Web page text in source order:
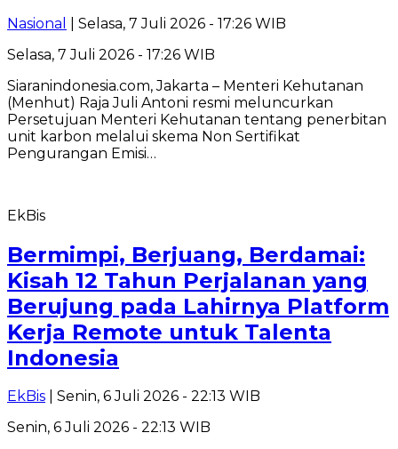
Nasional
| Selasa, 7 Juli 2026 - 17:26 WIB
Selasa, 7 Juli 2026 - 17:26 WIB
Siaranindonesia.com, Jakarta – Menteri Kehutanan
(Menhut) Raja Juli Antoni resmi meluncurkan
Persetujuan Menteri Kehutanan tentang penerbitan
unit karbon melalui skema Non Sertifikat
Pengurangan Emisi…
EkBis
Bermimpi, Berjuang, Berdamai:
Kisah 12 Tahun Perjalanan yang
Berujung pada Lahirnya Platform
Kerja Remote untuk Talenta
Indonesia
EkBis | Senin, 6 Juli 2026 - 22:13 WIB
Senin, 6 Juli 2026 - 22:13 WIB